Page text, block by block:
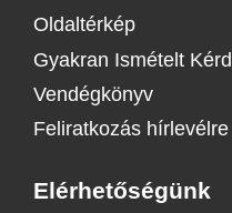
Oldaltérkép
Gyakran Ismételt
Vendégkönyv
Feliratkozás hírlevélre
Elérhetőségünk